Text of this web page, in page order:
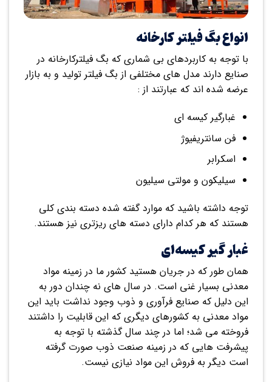
انواع بگ فیلتر کارخانه
با توجه به کاربردهای بی شماری که بگ فیلترکارخانه در
صنایع دارند مدل های مختلفی از بگ فیلتر تولید و به بازار
عرضه شده اند که عبارتند از :
غبارگیر کیسه ای
فن سانتریفیوژ
اسکرابر
سیلیکون و مولتی سیلیون
توجه داشته باشید که موارد گفته شده دسته بندی کلی
هستند که هر کدام دارای دسته های ریزتری نیز هستند.
غبار گیر کیسه‌ای
همان طور که در جریان هستید کشور ما در زمینه مواد
معدنی بسیار غنی است. در سال های نه چندان دور به
این دلیل که صنایع فرآوری و ذوب وجود نداشت باید این
مواد معدنی به کشورهای دیگری که این قابلیت را داشتند
فروخته می شد؛ اما در چند سال گذشته با توجه به
پیشرفت هایی که در زمینه صنعت ذوب صورت گرفته
است دیگر به فروش این مواد نیازی نیست.